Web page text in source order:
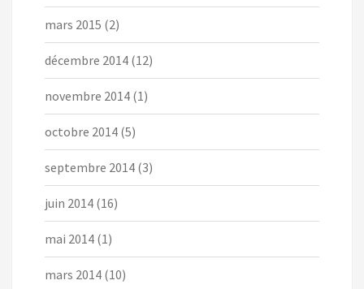
mars 2015 (2)
décembre 2014 (12)
novembre 2014 (1)
octobre 2014 (5)
septembre 2014 (3)
juin 2014 (16)
mai 2014 (1)
mars 2014 (10)